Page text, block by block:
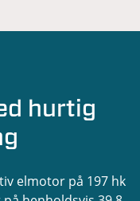
hurtig
elmotor på 197 hk